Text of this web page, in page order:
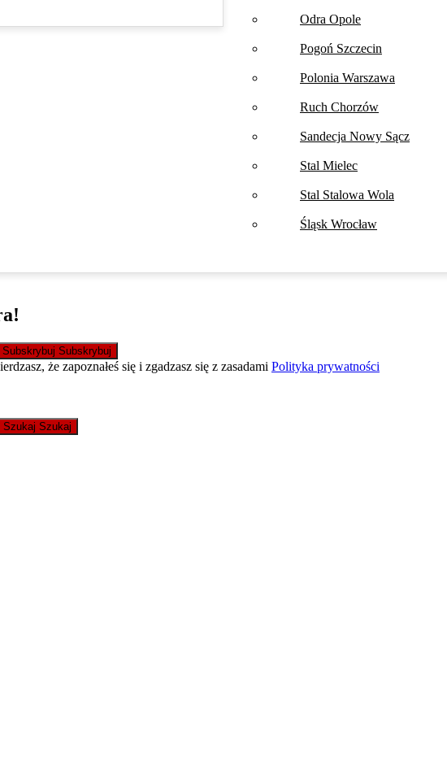
Odra Opole
Pogoń Szczecin
Polonia Warszawa
Ruch Chorzów
Sandecja Nowy Sącz
Stal Mielec
Stal Stalowa Wola
Śląsk Wrocław
Subskrybuj Subskrybuj
że zapoznałeś się i zgadzasz się z zasadami Polityka prywatności
Szukaj Szukaj